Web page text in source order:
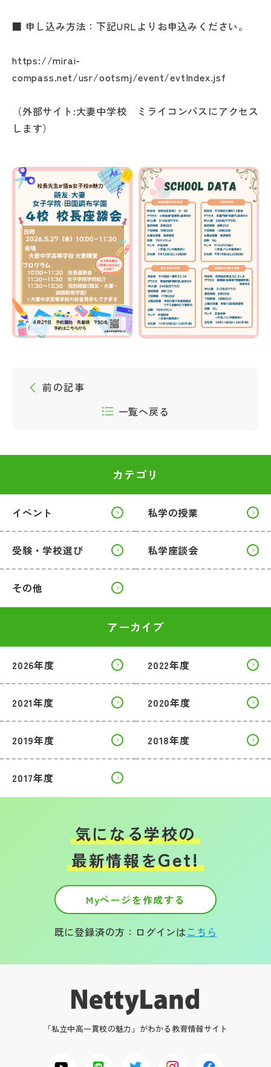
■ 申し込み方法：下記URLよりお申込みください。
https://mirai-
compass.net/usr/ootsmj/event/evtIndex.jsf
（外部サイト:大妻中学校 ミライコンパスにアクセス
します）
前の記事
一覧へ戻る
カテゴリ
イベント 私学の授業
受験・学校選び 私学座談会
その他
アーカイブ
2026年度 2022年度
2021年度 2020年度
2019年度 2018年度
2017年度
気になる学校の
最新情報をGet!
Myページを作成する
既に登録済の方：ログインはこちら
「私立中高一貫校の魅力」がわかる教育情報サイト